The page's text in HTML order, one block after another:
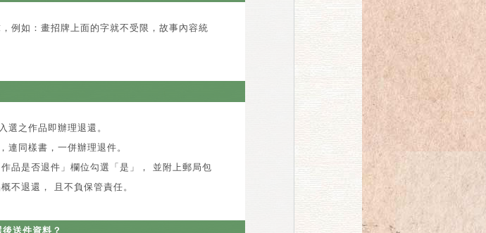
例如：畫招牌上面的字就不受限，故事內容統
選之作品即辦理退還。
連同樣書，一併辦理退件。
品是否退件」欄位勾選「是」， 並附上郵局包
不退還， 且不負保管責任。
送件資料？